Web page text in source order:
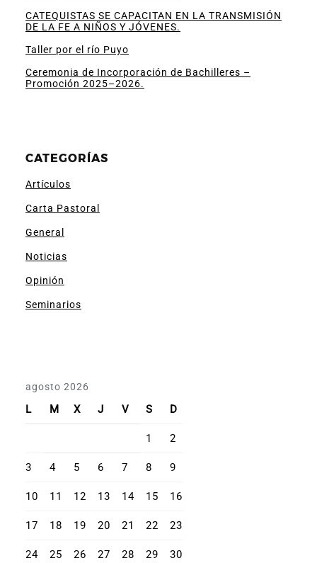
CATEQUISTAS SE CAPACITAN EN LA TRANSMISIÓN
DE LA FE A NIÑOS Y JÓVENES.
Taller por el río Puyo
Ceremonia de Incorporación de Bachilleres –
Promoción 2025–2026.
CATEGORÍAS
Artículos
Carta Pastoral
General
Noticias
Opinión
Seminarios
agosto 2026
L M X J V S D
1 2
3 4 5 6 7 8 9
10 11 12 13 14 15 16
17 18 19 20 21 22 23
24 25 26 27 28 29 30